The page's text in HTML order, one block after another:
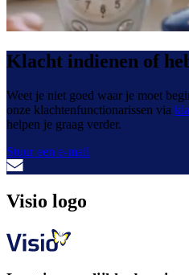
Klacht indienen of
Weet je niet goed waar je moet
onze klachtenfunctionarissen via
helpen je graag verder.
Stuur een e-mail
Visio logo